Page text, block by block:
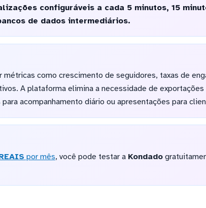
configuráveis a cada 5 minutos, 15
de dados intermediários.
como crescimento de seguidores, taxas de
A plataforma elimina a necessidade de exportações
acompanhamento diário ou apresentações para
por mês, você pode testar a Kondado